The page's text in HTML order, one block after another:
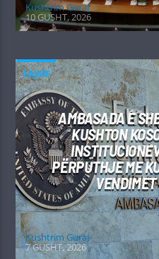
Kushtrim Guraj
10 GUSHT, 2026
LAJME
AMBASADA E
KUSHTON
PËRPUTHJE ME
Kushtrim Guraj
7 GUSHT, 2026